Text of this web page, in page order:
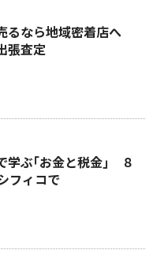
るなら地域密着店へ
張査定
学ぶ｢お金と税金｣ ８
フィコで